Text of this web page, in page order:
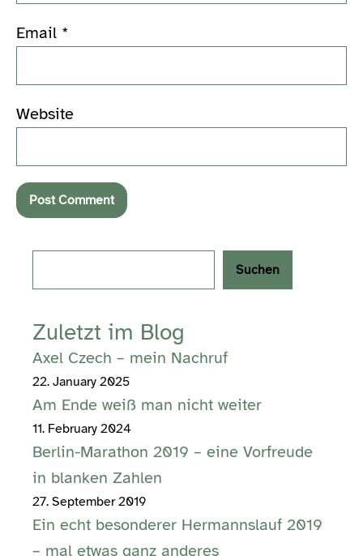
Email *
Website
Suchen
Zuletzt im Blog
Axel Czech – mein Nachruf
22. January 2025
Am Ende weiß man nicht weiter
11. February 2024
Berlin-Marathon 2019 – eine Vorfreude
in blanken Zahlen
27. September 2019
Ein echt besonderer Hermannslauf 2019
– mal etwas ganz anderes